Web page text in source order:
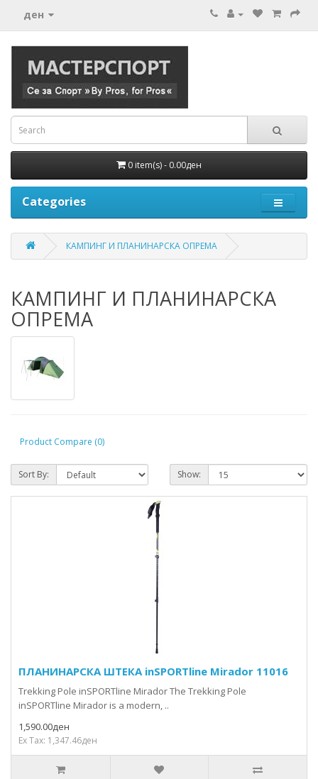
ден
0 item(s) - 0.00ден
Categories
КАМПИНГ И ПЛАНИНАРСКА ОПРЕМА
КАМПИНГ И ПЛАНИНАРСКА
ОПРЕМА
Product Compare (0)
Sort By: Show:
ПЛАНИНАРСКА ШТЕКА inSPORTline Mirador 11016
Trekking Pole inSPORTline Mirador The Trekking Pole
inSPORTline Mirador is a modern, ..
1,590.00ден
Ex Tax: 1,347.46ден